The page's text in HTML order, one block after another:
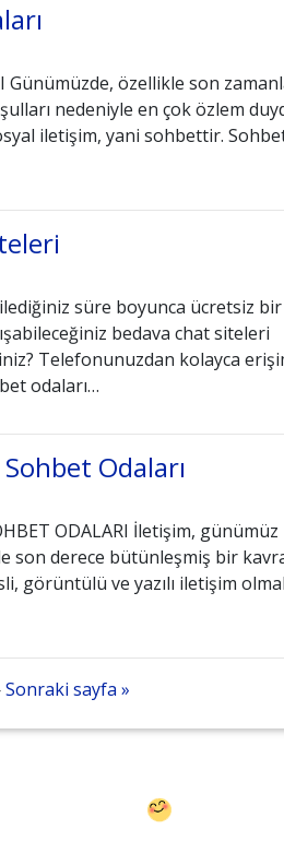
Günümüzde, özellikle son
nedeniyle en çok özlem
iletişim, yani sohbettir.
süre boyunca ücretsiz
bedava chat siteleri
Telefonunuzdan kolayca
odaları…
Odaları
ODALARI İletişim, günümüz
son derece bütünleşmiş bir
görüntülü ve yazılı iletişim
Sonraki sayfa »